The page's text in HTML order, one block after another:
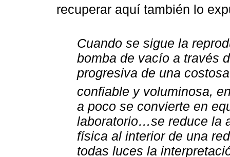
recuperar aquí también lo
Cuando se sigue la
bomba de vacío a través
progresiva de una
confiable y voluminosa,
a poco se convierte en
laboratorio…se reduce la
física al interior de una
todas luces la